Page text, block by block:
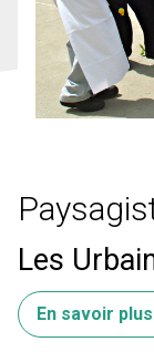
Les
En savoir plus